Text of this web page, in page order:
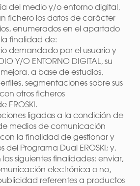
del medio y/o entorno digital,
fichero los datos de carácter
enumerados en el apartado
finalidad de:
demandado por el usuario y
Y/O ENTORNO DIGITAL, su
a base de estudios,
segmentaciones sobre sus
otros ficheros
EROSKI.
ligadas a la condición de
medios de comunicación
la finalidad de gestionar y
del Programa Dual EROSKI; y,
siguientes finalidades: enviar,
electrónica o no,
referentes a productos